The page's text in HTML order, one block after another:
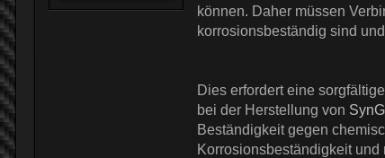
können. Daher müssen
korrosionsbeständig sind
Dies erfordert eine
bei der Herstellung von
Beständigkeit gegen
Korrosionsbeständigkeit